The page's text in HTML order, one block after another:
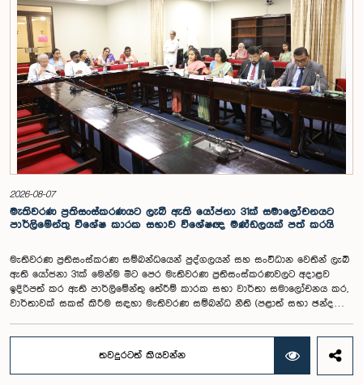
ගනිමින් වැටුප් මට්ටම පිළිබඳව කාරක සභා සභාපතිවරයා ඇතුළු මන්ත්‍රීවරුන්
විසින් අදහස් හා යෝජනා ඉදිරිපත් කරන ලදී. ආණ්ඩුක්‍රම ව්‍යස්ථාවේ 170 වෙනි
ව්‍යවස්ථාව ප්‍රකාරව විගණකාධිපති රාජ්‍ය සේවකයකු නොවන බවත් පවත්නා
රාජ්‍ය වැටුප් පරිමාණයෙන් බැහැරව විගණකාධිපතිවරයාගේ වැටුප සඳහා
විශේෂ සැලකිල්ලක් යොමු කළ හැකි බවත් මෙහිදි වැඩිදුරටත් අදහස් දක්වමින්
කාරක සභාව පවසා සිටියේය. යොජිත වැටුප, මීට පෙර සිටි
විගණකාධිපතිවරුන්ගේ වැටුප් ද සලකා බලමින් මෙම තිරණයට එළඹුණ බව
නිලධාරීන් විසින් පවසන ලදී. මිට පෙර, එය ජාතික වැටුප් හා සේවක සංඛ්‍යා
කොමිෂන් සභාවෙන් තිරණය කළ ද වර්තමානයේ එවැනි කොමිසමක් නොමැති
බවත් නිලධාරීහු සදහන් කළහ.විගණකාධිපතිවරිය සඳහා යෝජිත වැටුප්
මට්ටම අනුමත කළ ද, එම තනතුරට පැවරී ඇති වගකීම් සහ කාර්යභාරය
සැලකිල්ලට ගනිමින් වැටුප තවදුරටත් ඉහළ මට්ටමක පැවතිය යුතු බවට කාරක
සභා සභාපතිවරයා ඇතුළු මන්ත්‍රීවරුන්ගේ අදහස විය. ඒ අනුව, අදාළ වැටුප්
මට්ටම සම්බන්ධයෙන් ඉදිරියේදී තවදුරටත් අවධානය යොමු කර අවශ්‍ය තීරණ
ගැනීමේ අවශ්‍යතාව ද කාරක සභාවේදී පෙන්වා දුන් අතර ස්ථිර සහ ස්වධින
වැටුප් හා සේවක සංඛ්‍යා කොමිෂන් සභාවක් ස්ථාපිත කරන ලෙස කාරක
2026-08-07
මැතිවරණ ප්‍රතිසංස්කරණයට ලැබී ඇති යෝජනා 31ක් සමාලෝචනයට
පාර්ලිමේන්තු විශේෂ කාරක සභාව විශේෂඥ මණ්ඩලයක් පත් කරයි
මැතිවරණ ප්‍රතිසංස්කරණ සම්බන්ධයෙන් පුද්ගලයන් සහ සංවිධාන වෙතින් ලැබී
ඇති යෝජනා 31ක් මෙන්ම මීට පෙර මැතිවරණ ප්‍රතිසංස්කරණවලට අදාළව
ඉදිරිපත් කර ඇති පාර්ලිමේන්තු තේරීම් කාරක සභා වාර්තා සමාලෝචනය කර,
වාර්තාවක් සකස් කිරීම සඳහා මැතිවරණ සම්බන්ධ නීති (පළාත් සභා ඡන්ද
කාරක සභාව රාජ්‍ය පරිපාලන, පළාත් සභා සහ පළාත් පාලන ගරු අමාත්‍ය
මහාචාර්ය ඒ.එච්.එම්.එච්. අබයරත්න මහතාගේ සභාපතිත්වයෙන්
තවදුරටත් කියවන්න